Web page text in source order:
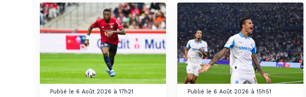
Publié le 6 Août 2026 à 17h21 Publié le 6 Août 2026 à 15h51